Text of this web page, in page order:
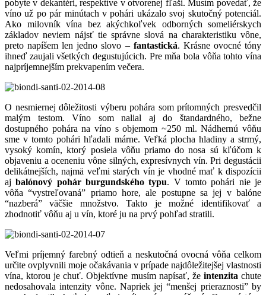
pobyte v dekantéri, respektíve v otvorenej fľaši. Musím povedať, že
víno už po pár minútach v pohári ukázalo svoj skutočný potenciál.
Ako milovník vína bez akýchkoľvek odborných someliérskych
základov neviem nájsť tie správne slová na charakteristiku vône,
preto napíšem len jedno slovo – fantastická. Krásne ovocné tóny
ihneď zaujali všetkých degustujúcich. Pre mňa bola vôňa tohto vína
najpríjemnejším prekvapením večera.
O nesmiernej dôležitosti výberu pohára som prítomných presvedčil
malým testom. Víno som nalial aj do štandardného, bežne
dostupného pohára na víno s objemom ~250 ml. Nádhernú vôňu
sme v tomto pohári hľadali márne. Veľká plocha hladiny a strmý,
vysoký komín, ktorý posiela vôňu priamo do nosa sú kľúčom k
objaveniu a oceneniu vône silných, expresívnych vín. Pri degustácii
delikátnejších, najmä veľmi starých vín je vhodné mať k dispozícii
ajbalónový pohár burgundského typu. V tomto pohári nie je
vôňa “vystreľovaná” priamo hore, ale postupne sa jej v balóne
“nazberá” väčšie množstvo. Takto je možné identifikovať a
zhodnotiť vôňu aj u vín, ktoré ju na prvý pohľad stratili.
Veľmi príjemný farebný odtieň a neskutočná ovocná vôňa celkom
určite ovplyvnili moje očakávania v prípade najdôležitejšej vlastnosti
vína, ktorou je chuť. Objektívne musím napísať, že intenzitachute
nedosahovala intenzity vône. Napriek jej “menšej prieraznosti” by